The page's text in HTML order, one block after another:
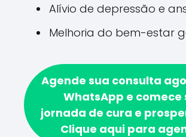
Alívio de depressão e
Melhoria do bem-estar
Agende sua consulta
WhatsApp e comece
jornada de cura e
Clique aqui para